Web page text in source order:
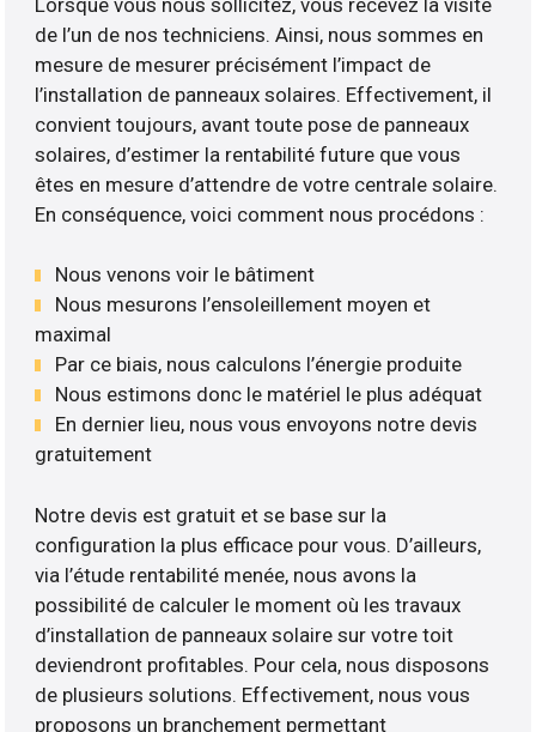
de l’un de nos techniciens. Ainsi, nous sommes en
mesure de mesurer précisément l’impact de
l’installation de panneaux solaires. Effectivement, il
convient toujours, avant toute pose de panneaux
solaires, d’estimer la rentabilité future que vous
êtes en mesure d’attendre de votre centrale solaire.
En conséquence, voici comment nous procédons :
Nous venons voir le bâtiment
Nous mesurons l’ensoleillement moyen et
maximal
Par ce biais, nous calculons l’énergie produite
Nous estimons donc le matériel le plus adéquat
En dernier lieu, nous vous envoyons notre devis
gratuitement
Notre devis est gratuit et se base sur la
configuration la plus efficace pour vous. D’ailleurs,
via l’étude rentabilité menée, nous avons la
possibilité de calculer le moment où les travaux
d’installation de panneaux solaire sur votre toit
deviendront profitables. Pour cela, nous disposons
de plusieurs solutions. Effectivement, nous vous
proposons un branchement permettant